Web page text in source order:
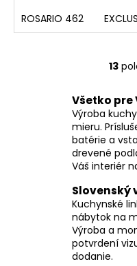
ROSARIO 462
13
Všetko pre
Výroba
mieru.
batérie a
drevené
Váš interiér
Slovenský
Kuchynské
nábytok na
Výroba a
potvrdení
dodanie.